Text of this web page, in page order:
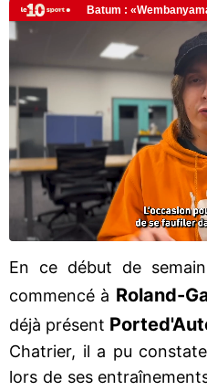
En ce début de
commencé à Roland-
déjà présent Porte
Chatrier, il a pu
lors de ses